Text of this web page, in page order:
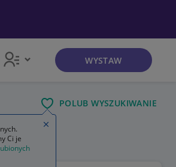
WYSTAW
POLUB WYSZUKIWANIE
Ci je
Zamknij wskazówkę